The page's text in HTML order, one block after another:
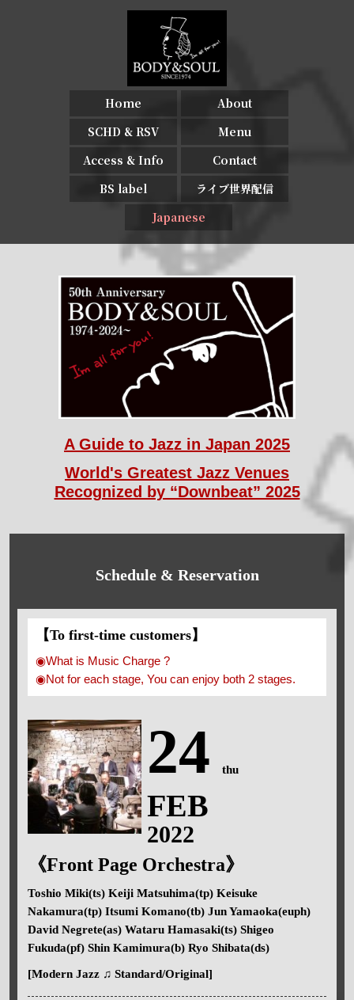
Home
About
SCHD & RSV
Menu
Access & Info
Contact
BS label
ライブ世界配信
Japanese
A Guide to Jazz in Japan 2025
World's Greatest Jazz Venues
Recognized by “Downbeat” 2025
Schedule & Reservation
【To first-time customers】
◉What is Music Charge ?
◉Not for each stage, You can enjoy both 2 stages.
24 thu
FEB
2022
《Front Page Orchestra》
Toshio Miki(ts) Keiji Matsuhima(tp) Keisuke
Nakamura(tp) Itsumi Komano(tb) Jun Yamaoka(euph)
David Negrete(as) Wataru Hamasaki(ts) Shigeo
Fukuda(pf) Shin Kamimura(b) Ryo Shibata(ds)
[Modern Jazz ♫ Standard/Original]